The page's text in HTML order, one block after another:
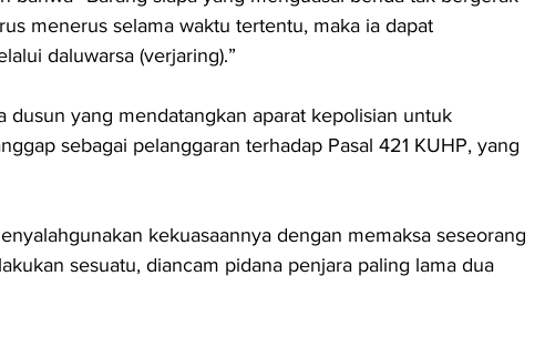
menerus selama waktu tertentu, maka ia dapat
daluwarsa (verjaring).”
dusun yang mendatangkan aparat kepolisian untuk
sebagai pelanggaran terhadap Pasal 421 KUHP, yang
kekuasaannya dengan memaksa seseorang
sesuatu, diancam pidana penjara paling lama dua